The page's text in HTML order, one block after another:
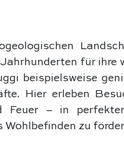
für ihre
beispielsweise
Hier erleben
Feuer – in
zu